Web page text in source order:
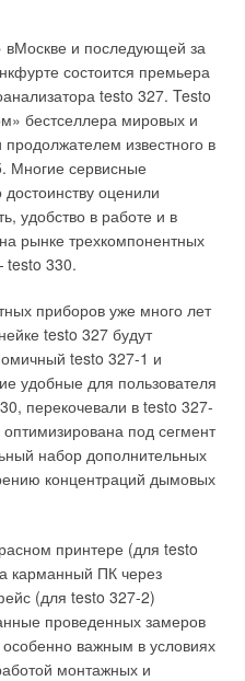
вМоскве и последующей за
состоится премьера
testo 327. Testo
бестселлера мировых и
известного в
Многие сервисные
оценили
удобство в работе и в
рынке трехкомпонентных
testo 330.
приборов уже много лет
testo 327 будут
testo 327-1 и
удобные для пользователя
перекочевали в testo 327-
под сегмент
набор дополнительных
концентраций дымовых
принтере (для testo
карманный ПК через
(для testo 327-2)
проведенных замеров
важным в условиях
монтажных и